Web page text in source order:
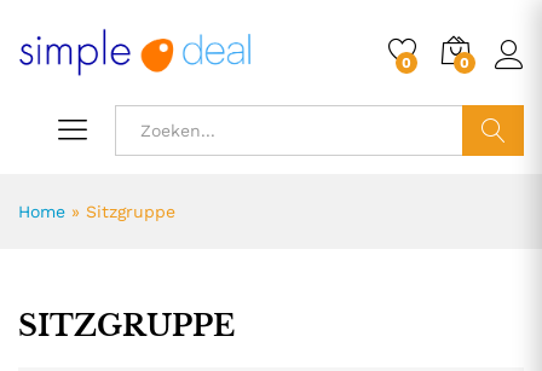
0 0
Home » Sitzgruppe
SITZGRUPPE